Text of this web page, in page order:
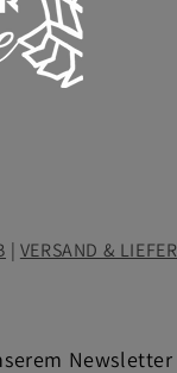
| VERSAND &